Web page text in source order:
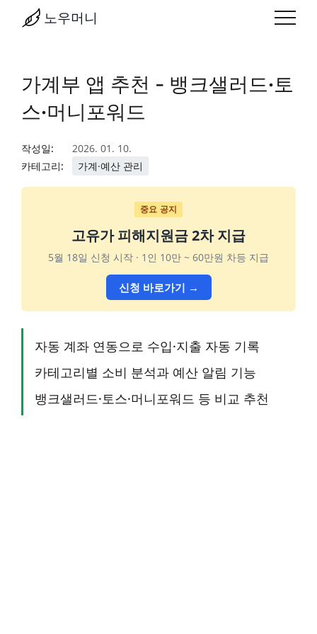
노우머니
가계부 앱 추천 - 뱅크샐러드·토
스·머니포워드
작성일:
2026. 01. 10.
카테고리:
가계·예산 관리
중요 공지
고유가 피해지원금 2차 지급
5월 18일 신청 시작 · 1인 10만 ~ 60만원 차등 지급
신청 바로가기 →
자동 계좌 연동으로 수입·지출 자동 기록
카테고리별 소비 분석과 예산 알림 기능
뱅크샐러드·토스·머니포워드 등 비교 추천